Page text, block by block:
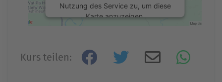
Nutzung des Service zu, um diese
Karte anzuzeigen.
Kurs teilen: